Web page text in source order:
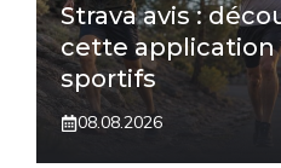
Strava avis :
cette application
sportifs
08.08.2026